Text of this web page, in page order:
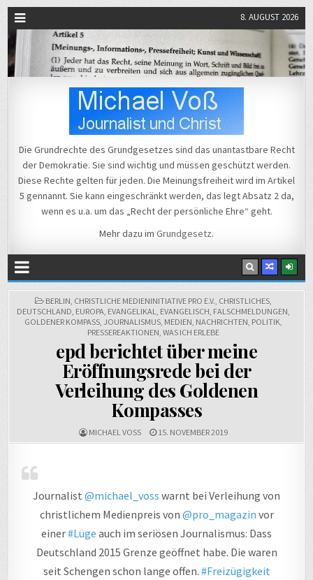
8. AUGUST 2026
Michael Voß
Die Grundrechte des Grundgesetzes sind das unantastbare Recht
der Demokratie. Sie sind wichtig und müssen geschützt werden.
Diese Rechte gelten für jeden. Die Meinungsfreiheit wird im Artikel
5 gennannt. Sie kann eingeschränkt werden, das legt Absatz 2 da,
wenn es u.a. um das „Recht der persönliche Ehre“ geht.
Mehr dazu im Grundgesetz.
POSTED
IN
BERLIN, CHRISTLICHE MEDIENINITIATIVE PRO E.V., CHRISTLICHES,
DEUTSCHLAND, EUROPA, EVANGELIKAL, EVANGELISCH, FALSCHMELDUNGEN,
GOLDENER KOMPASS, JOURNALISMUS, MEDIEN, NACHRICHTEN, POLITIK,
PRESSEREAKTIONEN, WAS ICH ERLEBE
epd berichtet über meine
Eröffnungsrede bei der
Verleihung des Goldenen
Kompasses
MICHAEL VOSS 15. NOVEMBER 2019
Journalist @michael_voss warnt bei Verleihung von
christlichem Medienpreis von @pro_magazin vor
einer#Lüge auch im seriösen Journalismus: Dass
Deutschland 2015 Grenze geöffnet habe. Die waren
seit Schengen schon lange offen. #Freizügigkeit